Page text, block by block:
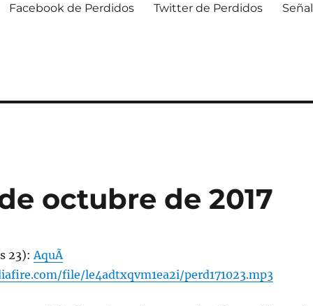
Facebook de Perdidos Twitter de Perdidos
octubre de 2017
23):AquÃ­
file/le4adtxqvm1ea2i/perd171023.mp3